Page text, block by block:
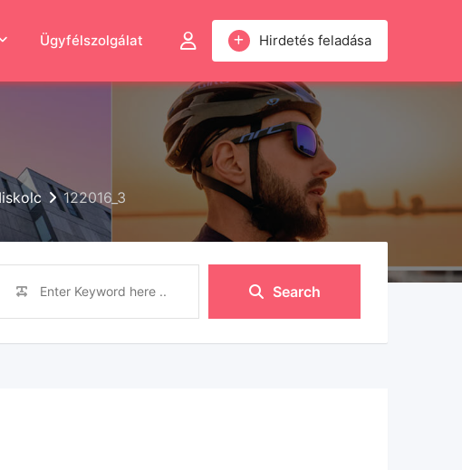
Hirdetés feladása
Ügyfélszolgálat
122016_3
Search